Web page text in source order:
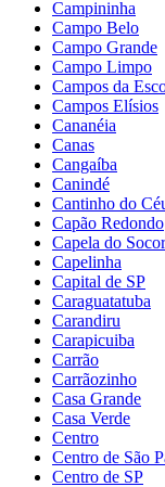
Campininha
Campo Belo
Campo Grande
Campo Limpo
Campos da
Campos Elísios
Cananéia
Canas
Cangaíba
Canindé
Cantinho do
Capão Redondo
Capela do
Capelinha
Capital de SP
Caraguatatuba
Carandiru
Carapicuiba
Carrão
Carrãozinho
Casa Grande
Casa Verde
Centro
Centro de São
Centro de SP